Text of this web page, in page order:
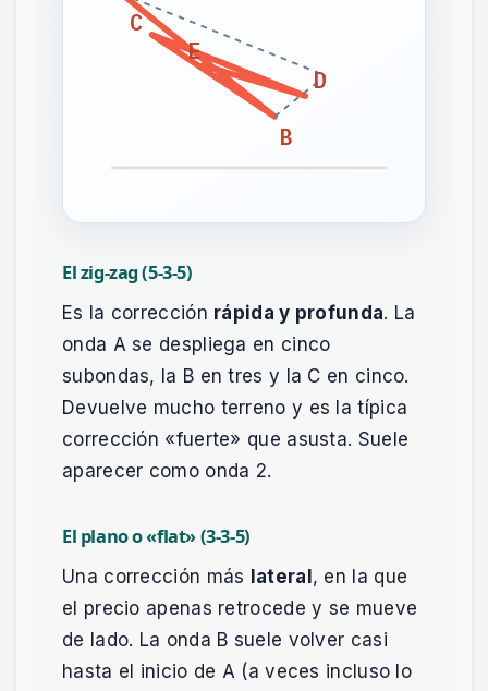
B
C
D
E
El zig-zag (5-3-5)
Es la corrección rápida y profunda. La
onda A se despliega en cinco
subondas, la B en tres y la C en cinco.
Devuelve mucho terreno y es la típica
corrección «fuerte» que asusta. Suele
aparecer como onda 2.
El plano o «flat» (3-3-5)
Una corrección más lateral , en la que
el precio apenas retrocede y se mueve
de lado. La onda B suele volver casi
hasta el inicio de A (a veces incluso lo